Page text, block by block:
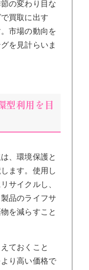
の変わり目な
買取に出す
市場の動向を
を見計らいま
型利用を目
、環境保護と
ます。使用し
サイクルし、
品のライフサ
を減らすこと
ておくこと
り高い価格で